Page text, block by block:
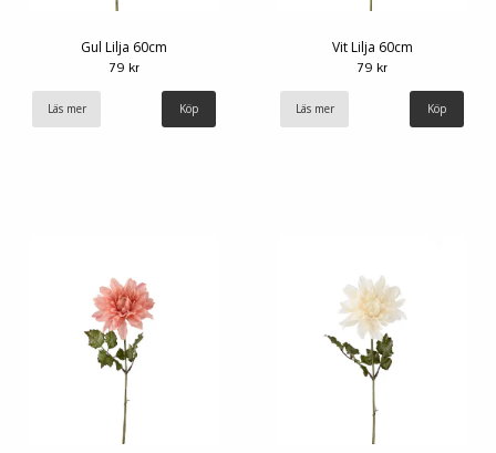
Gul Lilja 60cm
79 kr
Läs mer
Vit Lilja 60cm
79 kr
Läs mer